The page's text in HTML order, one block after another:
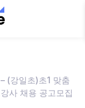
(강일초)초1 맞춤
사 채용 공고모집